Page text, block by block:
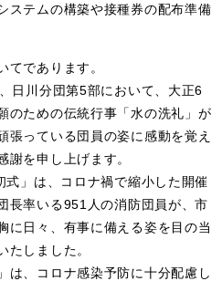
ステムの構築や接種券の配布準備
てであります。
日川分団第5部において、大正6
のための伝統行事「水の洗礼」が
張っている団員の姿に感動を覚え
謝を申し上げます。
」は、コロナ禍で縮小した開催
長率いる951人の消防団員が、市
に日々、有事に備える姿を目の当
たしました。
は、コロナ感染予防に十分配慮し